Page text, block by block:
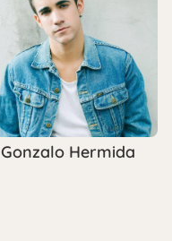
Gonzalo Hermida